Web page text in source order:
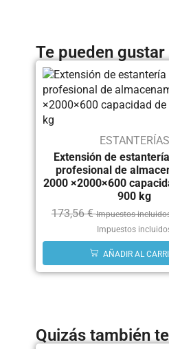
Te pueden gustar
ESTANTERÍAS
Extensión de
profesional de
2000 ×2000×600
900 kg
173,56€ Impuestos
Impuestos
AÑADIR AL
Quizás también